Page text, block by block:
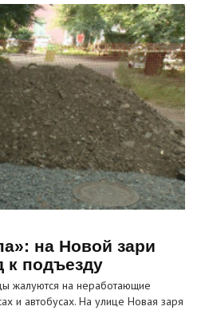
на Новой зари
к подъезду
жалуются на неработающие
и автобусах. На улице Новая заря